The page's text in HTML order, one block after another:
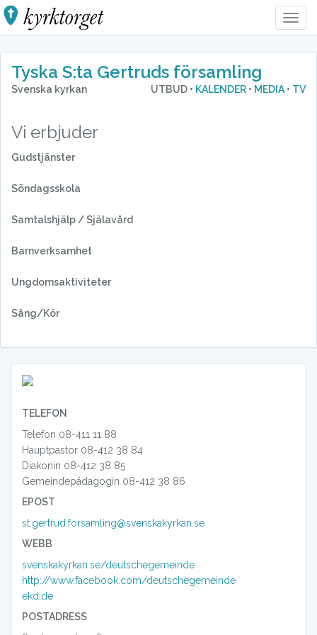
Tyska S:ta Gertruds församling
Svenska kyrkan UTBUD • KALENDER • MEDIA • TV
Vi erbjuder
Gudstjänster
Söndagsskola
Samtalshjälp / Själavård
Barnverksamhet
Ungdomsaktiviteter
Sång/Kör
TELEFON
Telefon 08-411 11 88
Hauptpastor 08-412 38 84
Diakonin 08-412 38 85
Gemeindepädagogin 08-412 38 86
EPOST
st.gertrud.forsamling@svenskakyrkan.se
WEBB
svenskakyrkan.se/deutschegemeinde
http://www.facebook.com/deutschegemeinde
ekd.de
POSTADRESS